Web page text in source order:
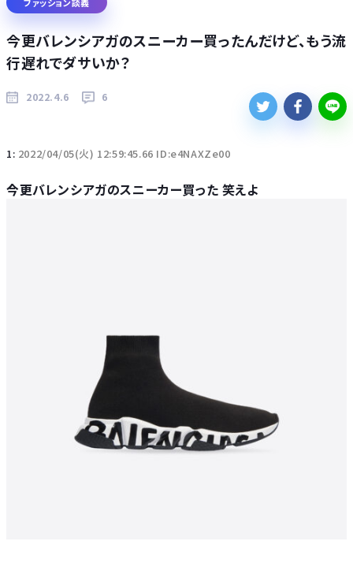
今更バレンシアガのスニーカー買ったんだけど、もう流
行遅れでダサいか？
2022.4.6 6
1: 2022/04/05(火) 12:59:45.66 ID:e4NAXZe00
今更バレンシアガのスニーカー買った 笑えよ